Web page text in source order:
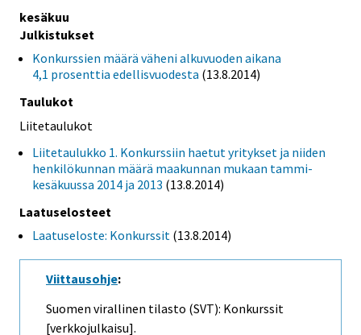
kesäkuu
Julkistukset
Konkurssien määrä väheni alkuvuoden aikana
4,1 prosenttia edellisvuodesta (13.8.2014)
Taulukot
Liitetaulukot
Liitetaulukko 1. Konkurssiin haetut yritykset ja niiden
henkilökunnan määrä maakunnan mukaan tammi-
kesäkuussa 2014 ja 2013 (13.8.2014)
Laatuselosteet
Laatuseloste: Konkurssit (13.8.2014)
Viittausohje:
Suomen virallinen tilasto (SVT): Konkurssit
[verkkojulkaisu].